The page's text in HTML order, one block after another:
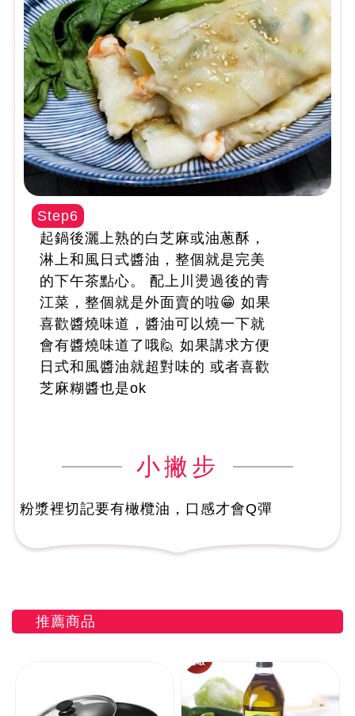
Step6
起鍋後灑上熟的白芝麻或油蔥酥，
淋上和風日式醬油，整個就是完美
的下午茶點心。 配上川燙過後的青
江菜，整個就是外面賣的啦😁 如果
喜歡醬燒味道，醬油可以燒一下就
會有醬燒味道了哦🙋 如果講求方便
日式和風醬油就超對味的 或者喜歡
芝麻糊醬也是ok
小撇步
粉漿裡切記要有橄欖油，口感才會Q彈
推薦商品